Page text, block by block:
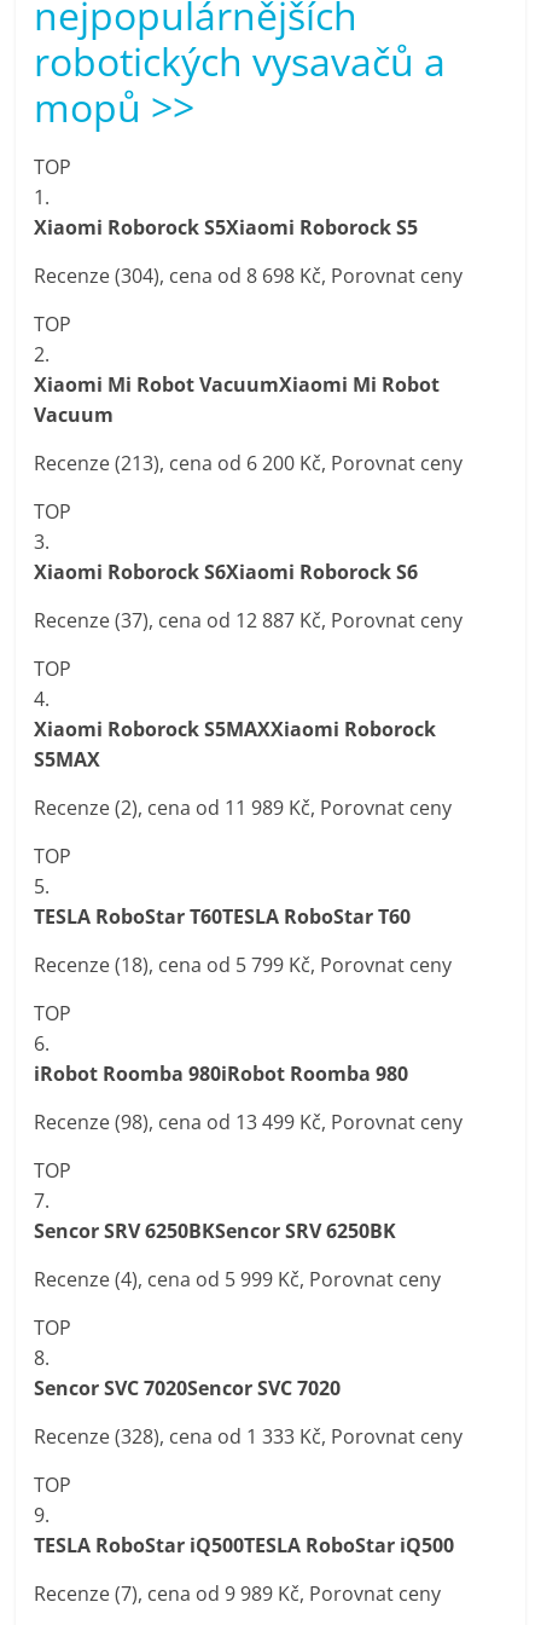
porovnání
Elektro
OK,
recenze,
pračky,
televize,
notebooky,
mobilní
kávovary,
nejpopulárnějších
robotických vysavačů a
mopů >>
TOP
1.
Xiaomi Roborock S5Xiaomi Roborock S5
Recenze (304), cena od 8 698 Kč, Porovnat ceny
TOP
2.
Xiaomi Mi Robot VacuumXiaomi Mi Robot
Vacuum
Recenze (213), cena od 6 200 Kč, Porovnat ceny
TOP
3.
Xiaomi Roborock S6Xiaomi Roborock S6
Recenze (37), cena od 12 887 Kč, Porovnat ceny
TOP
4.
Xiaomi Roborock S5MAXXiaomi Roborock
S5MAX
Recenze (2), cena od 11 989 Kč, Porovnat ceny
TOP
5.
TESLA RoboStar T60TESLA RoboStar T60
Recenze (18), cena od 5 799 Kč, Porovnat ceny
TOP
6.
iRobot Roomba 980iRobot Roomba 980
Recenze (98), cena od 13 499 Kč, Porovnat ceny
TOP
7.
Sencor SRV 6250BKSencor SRV 6250BK
Recenze (4), cena od 5 999 Kč, Porovnat ceny
TOP
8.
Sencor SVC 7020Sencor SVC 7020
Recenze (328), cena od 1 333 Kč, Porovnat ceny
TOP
9.
TESLA RoboStar iQ500TESLA RoboStar iQ500
Recenze (7), cena od 9 989 Kč, Porovnat ceny